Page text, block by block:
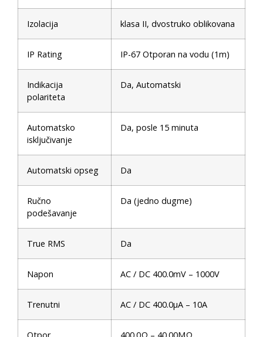
Izolacija klasa II, dvostruko oblikovana
IP Rating IP-67 Otporan na vodu (1m)
Indikacija
polariteta
Da, Automatski
Automatsko
isključivanje
Da, posle 15 minuta
Automatski opseg Da
Ručno
podešavanje
Da (jedno dugme)
True RMS Da
Napon AC / DC 400.0mV – 1000V
Trenutni AC / DC 400.0μA – 10A
Otpor 400.0Ω – 40.00MΩ